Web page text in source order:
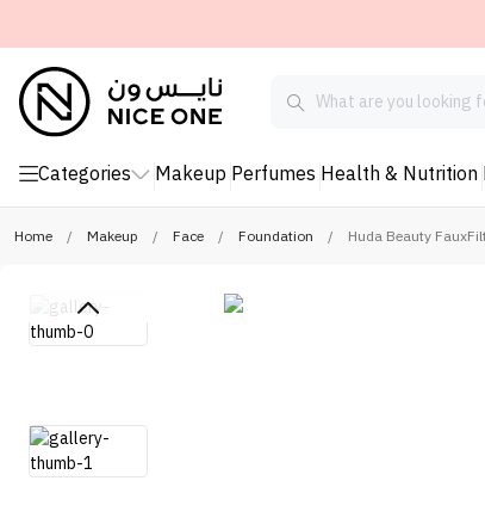
Categories Makeup Perfumes Health & Nutrition
Home / Makeup / Face / Foundation / Huda Beauty